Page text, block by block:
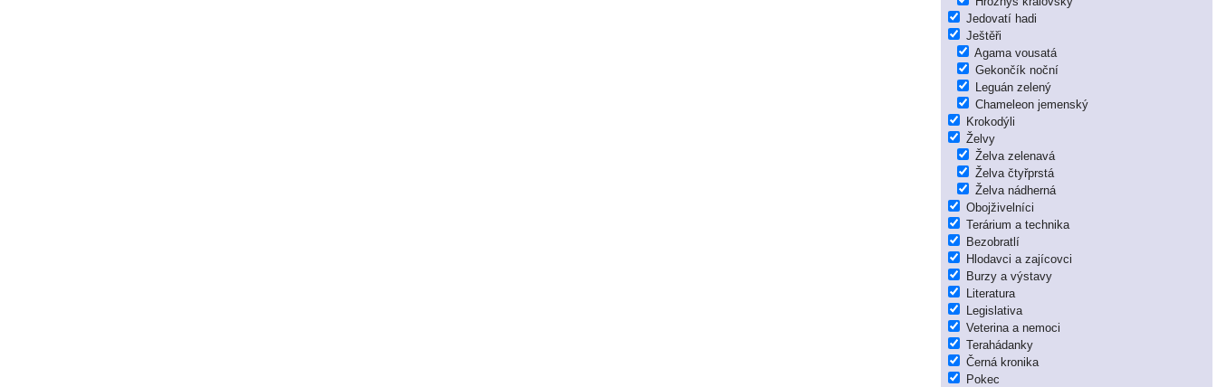
Jedovatí hadi
Ještěři
Agama vousatá
Gekončík noční
Leguán zelený
Chameleon jemenský
Krokodýli
Želvy
Želva zelenavá
Želva čtyřprstá
Želva nádherná
Obojživelníci
Terárium a technika
Bezobratlí
Hlodavci a zajícovci
Burzy a výstavy
Literatura
Legislativa
Veterina a nemoci
Terahádanky
Černá kronika
Pokec